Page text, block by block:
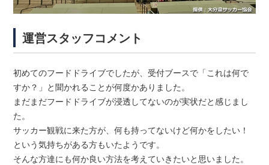
運営スタッフコメント
初めてのフードドライブでしたが、受付ブースで「これは何で
すか？」と聞かれることが何度かありました。
まだまだフードドライブが浸透してないのが実状だと感じまし
た。
サッカー観戦に来た方が、何も持ってないけど何かをしたい！
という気持ちがある方もいたようです。
そんな方達にも何か良い方法を考えていきたいと思いました。